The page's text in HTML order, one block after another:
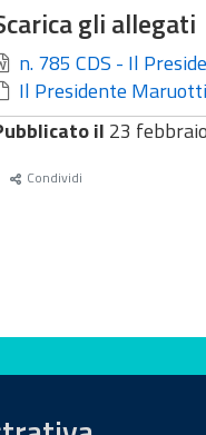
gli allegati
n. 785 CDS - Il
Il Presidente
il 23
Condividi